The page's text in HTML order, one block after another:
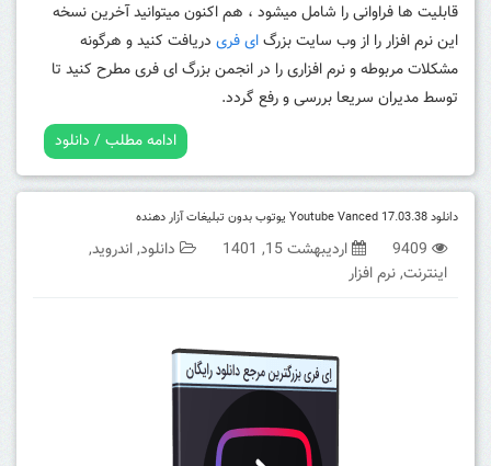
قابلیت ها فراوانی را شامل میشود ، هم اکنون میتوانید آخرین نسخه
این نرم افزار را از وب سایت بزرگای فری دریافت کنید و هرگونه
مشکلات مربوطه و نرم افزاری را در انجمن بزرگ ای فری مطرح کنید تا
توسط مدیران سریعا بررسی و رفع گردد.
ادامه مطلب / دانلود
دانلود Youtube Vanced 17.03.38 یوتوب بدون تبلیغات آزار دهنده
9409 اردیبهشت 15, 1401 دانلود,اندروید,
اینترنت,نرم افزار